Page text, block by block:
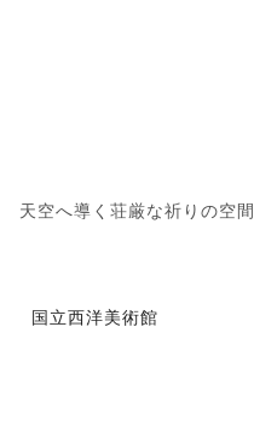
天空へ導く荘厳な祈りの空間
国立西洋美術館